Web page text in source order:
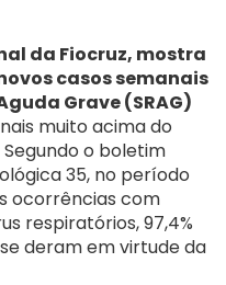
da Fiocruz, mostra
casos semanais
Grave (SRAG)
muito acima do
o boletim
35, no período
ocorrências com
respiratórios, 97,4%
deram em virtude da